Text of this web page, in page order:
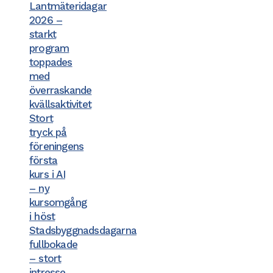
Lantmäteridagar
2026 –
starkt
program
toppades
med
överraskande
kvällsaktivitet
Stort
tryck på
föreningens
första
kurs i AI
– ny
kursomgång
i höst
Stadsbyggnadsdagarna
fullbokade
– stort